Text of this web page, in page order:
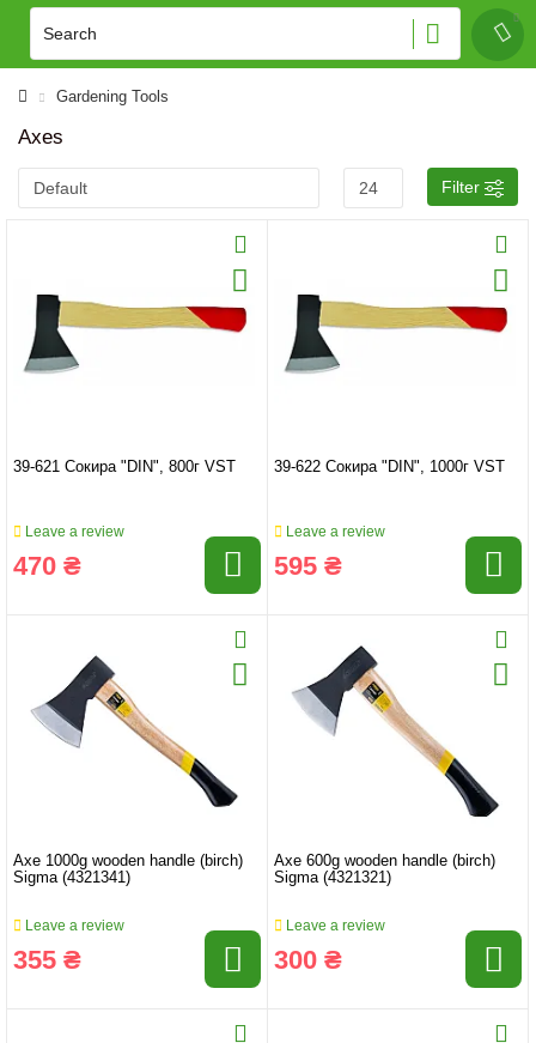
Gardening Tools
Axes
Filter
39-621 Сокира "DIN", 800г VST
Leave a review
470 ₴
39-622 Сокира "DIN", 1000г VST
Leave a review
595 ₴
Axe 1000g wooden handle (birch)
Sigma (4321341)
Leave a review
355 ₴
Axe 600g wooden handle (birch)
Sigma (4321321)
Leave a review
300 ₴